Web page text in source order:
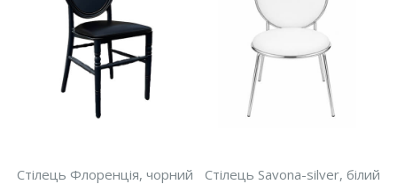
Стілець Флоренція, чорний Стілець Savona-silver, білий